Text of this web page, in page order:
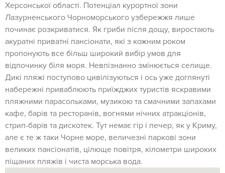
Херсонської області. Потенціал курортної зони
Лазурненського Чорноморського узбережжя лише
починає розкриватися. Як гриби після дощу, виростають
акуратні приватні пансіонати, які з кожним роком
пропонують все більш широкий вибір умов для
відпочинку біля моря. Невпізнанно змінюється селище.
Дикі пляжі поступово цивілізуються і ось уже доглянуті
набережні приваблюють приїжджих туристів яскравими
пляжними парасольками, музикою та смачними запахами
кафе, барів та ресторанів, вогнями нічних атракціонів,
стрип-барів та дискотек. Тут немає гір і печер, як у Криму,
але є те ж таки Чорне море, величезні паркові зони
великих пансіонатів, цілюще повітря, кілометри широких
піщаних пляжів і чиста морська вода.